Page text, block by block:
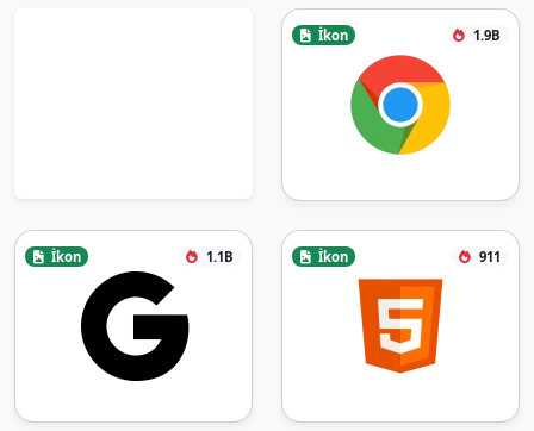
İkon 1.9B
İkon 1.1B İkon 911